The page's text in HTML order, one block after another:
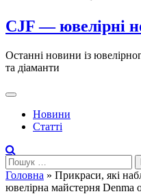
CJF — ювелірні
Останні новини із
та діаманти
Новини
Статті
Пошук:
Головна » Прикраси, які
ювелірна майстерня Denma